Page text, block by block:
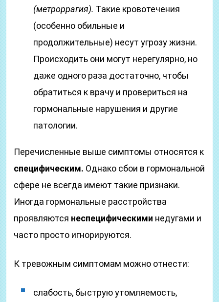
(метроррагия). Такие кровотечения
(особенно обильные и
продолжительные) несут угрозу жизни.
Происходить они могут нерегулярно, но
даже одного раза достаточно, чтобы
обратиться к врачу и провериться на
гормональные нарушения и другие
патологии.
Перечисленные выше симптомы относятся к
специфическим. Однако сбои в гормональной
сфере не всегда имеют такие признаки.
Иногда гормональные расстройства
проявляются неспецифическими недугами и
часто просто игнорируются.
К тревожным симптомам можно отнести:
слабость, быструю утомляемость,